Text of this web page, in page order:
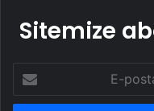
Sitemize
posta
adresinizi